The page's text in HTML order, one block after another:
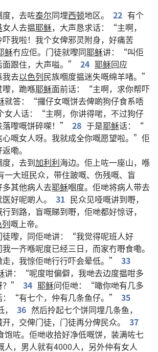
度， 去咗泰尔同埋西顿地区。 22 有个
女人去揾耶稣， 大声恳求话：“主啊，
吓我啦！ 我个女俾邪灵附身， 好痛苦
稣冇应佢。 门徒就嚟同耶稣讲：“叫佢
面跟住， 大声嗌。” 24 耶稣回应
我去以色列民族嗰度揾迷失嘅绵羊啫。”
嚟， 跪喺耶稣面前话：“主啊， 求你帮吓
就答：“攞仔女嘅饼去俾啲狗仔食系唔
女人话：“主啊， 你讲得啱， 不过狗仔
落嚟嘅饼碎㗎！” 28 于是耶稣话：“
心嘅女人呀。 我就成全你嘅愿望啦。” 佢
返嘞。
度， 去到加利利海边。 佢上咗一座山， 喺
一大班民众， 带住跛嘅、 伤残嘅、 盲
多其他病人去耶稣嗰度。 佢哋将病人带去
医好呢啲人。 31 民众见哑嘅讲到嘢，
行到路， 盲嘅睇到嘢， 佢哋都好惊讶，
嘅上帝。
徒嚟， 同佢哋讲：“我觉得呢班人好
我一齐喺呢度已经三日， 而家冇嘢食嘞。
走， 我惊佢哋行行吓会晕低。”
33
讲：“呢度咁偏僻， 我哋去边度揾咁多
？” 34 耶稣问佢哋：“噉你哋有几多
：“有七个， 仲有几条鱼仔。”
35
， 36 然后拎起七个饼同埋几条鱼，
开， 交俾门徒， 门徒再分俾民众。
37
饱咗。 佢哋收拾好净低嘅饼， 装满咗七
人， 男人就有4000人， 另外仲有女人